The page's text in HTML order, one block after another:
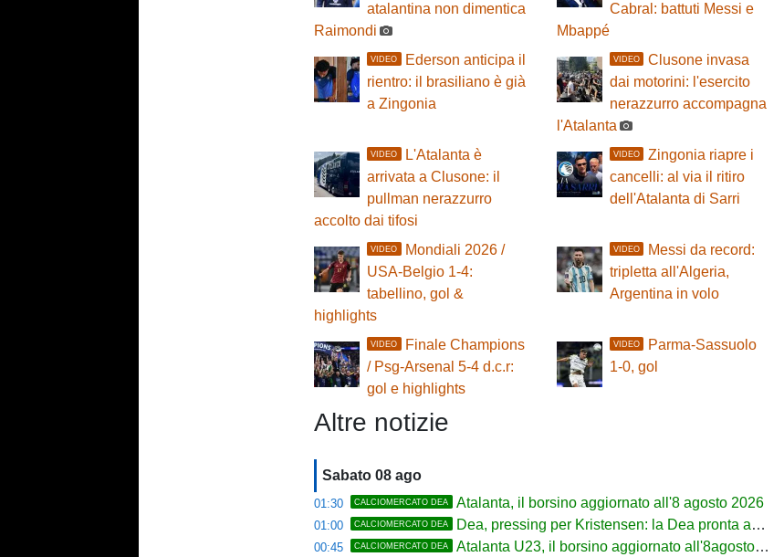
atalantina non dimentica
Raimondi
Cabral: battuti Messi e
Mbappé
VIDEO
Ederson anticipa il
rientro: il brasiliano è già
a Zingonia
VIDEO
Clusone invasa
dai motorini: l'esercito
nerazzurro accompagna
l'Atalanta
VIDEO
L'Atalanta è
arrivata a Clusone: il
pullman nerazzurro
accolto dai tifosi
VIDEO
Zingonia riapre i
cancelli: al via il ritiro
dell'Atalanta di Sarri
VIDEO
Mondiali 2026 /
USA-Belgio 1-4:
tabellino, gol &
highlights
VIDEO
Messi da record:
tripletta all'Algeria,
Argentina in volo
VIDEO
Finale Champions
/ Psg-Arsenal 5-4 d.c.r:
gol e highlights
VIDEO
Parma-Sassuolo
1-0, gol
Altre notizie
Sabato 08 ago
01:30 CALCIOMERCATO DEA Atalanta, il borsino aggiornato all'8 agosto 2026
01:00 CALCIOMERCATO DEA Dea, pressing per Kristensen: la Dea pronta ad alzare l'offerta all'Udinese
00:45 CALCIOMERCATO DEA Atalanta U23, il borsino aggiornato all'8agosto 2026. Cantiere aperto per Beati